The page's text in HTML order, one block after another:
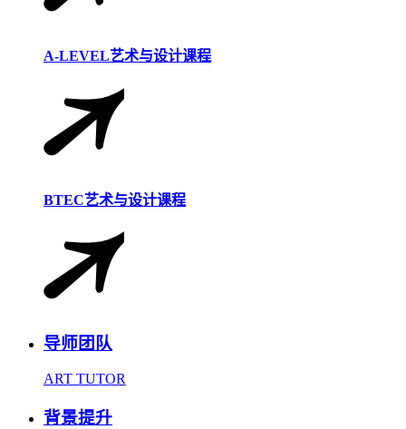
A-LEVEL艺术与设计课程
BTEC艺术与设计课程
导师团队
ART TUTOR
背景提升